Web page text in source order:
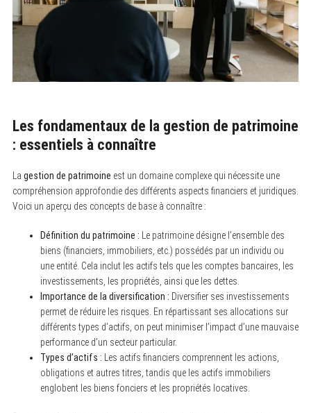
Les fondamentaux de la gestion de patrimoine
: essentiels à connaître
La gestion de patrimoine est un domaine complexe qui nécessite une
compréhension approfondie des différents aspects financiers et juridiques.
Voici un aperçu des concepts de base à connaître :
Définition du patrimoine : Le patrimoine désigne l’ensemble des
biens (financiers, immobiliers, etc.) possédés par un individu ou
une entité. Cela inclut les actifs tels que les comptes bancaires, les
investissements, les propriétés, ainsi que les dettes.
Importance de la diversification : Diversifier ses investissements
permet de réduire les risques. En répartissant ses allocations sur
différents types d’actifs, on peut minimiser l’impact d’une mauvaise
performance d’un secteur particular.
Types d’actifs : Les actifs financiers comprennent les actions,
obligations et autres titres, tandis que les actifs immobiliers
englobent les biens fonciers et les propriétés locatives.